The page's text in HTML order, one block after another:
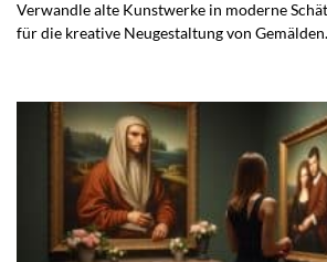
Verwandle alte Kunstwerke in moderne
für die kreative Neugestaltung von Gemälden.